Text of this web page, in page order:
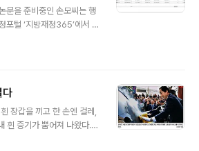
문을 준비중인 손모씨는 행
포털 ‘지방재정365’에서 지
서울시 25개 자치구가 정
규모였다. 서울시가 보통
재정 전문가들 사이에선
손씨는 당황할 수밖에 없
러났다. 당초 “지방재정3
다
장갑을 끼고 한 손엔 걸레,
흰 증기가 뿜어져 나왔다.